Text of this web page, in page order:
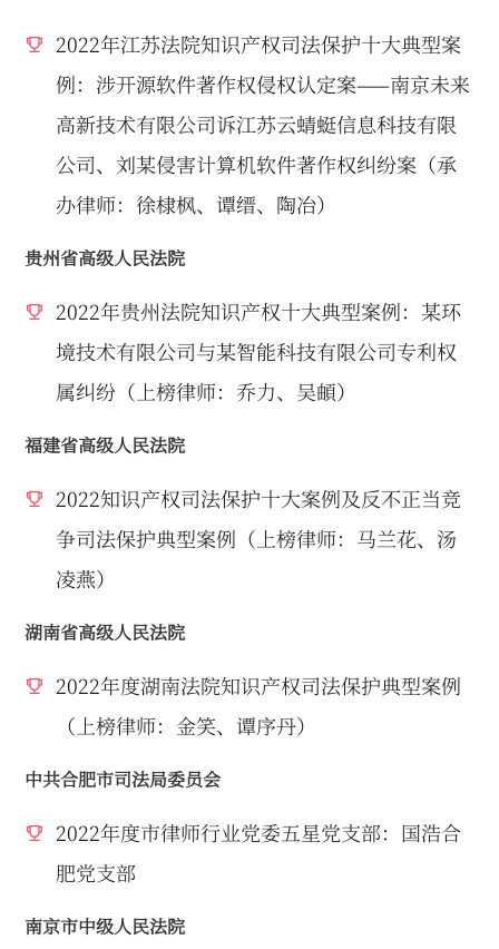
2022年江苏法院知识产权司法保护十大典型案
例：涉开源软件著作权侵权认定案——南京未来
高新技术有限公司诉江苏云蜻蜓信息科技有限
公司、刘某侵害计算机软件著作权纠纷案（承
办律师：徐棣枫、谭缙、陶冶）
贵州省高级人民法院
2022年贵州法院知识产权十大典型案例：某环
境技术有限公司与某智能科技有限公司专利权
属纠纷（上榜律师：乔力、吴頔）
福建省高级人民法院
2022知识产权司法保护十大案例及反不正当竞
争司法保护典型案例（上榜律师：马兰花、汤
凌燕）
湖南省高级人民法院
2022年度湖南法院知识产权司法保护典型案例
（上榜律师：金笑、谭序丹）
中共合肥市司法局委员会
2022年度市律师行业党委五星党支部：国浩合
肥党支部
南京市中级人民法院